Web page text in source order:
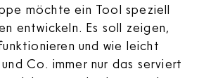
möchte ein Tool speziell
entwickeln. Es soll zeigen,
und wie leicht
Co. immer nur das serviert